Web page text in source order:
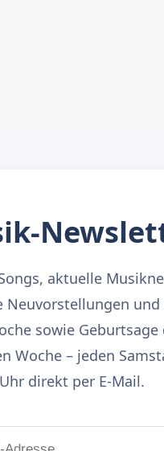
aktuelle
Neuvorstellungen
sowie Geburtsage
Woche – jeden
Uhr direkt per E-Mail.